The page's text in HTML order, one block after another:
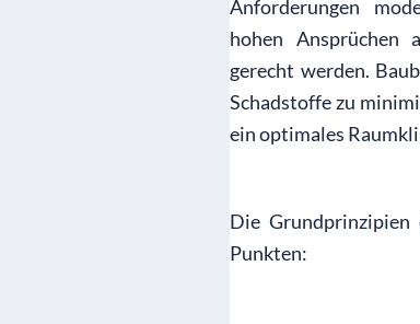
Anforderungen
hohen Ansprüchen
gerecht werden.
Schadstoffe zu
ein optimales
Die Grundprinzipien
Punkten: